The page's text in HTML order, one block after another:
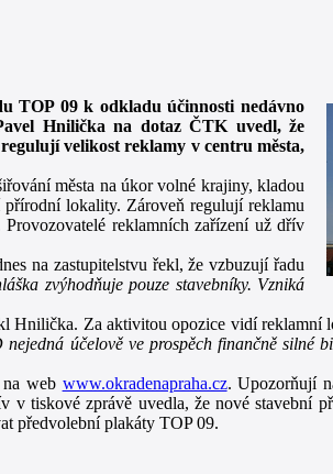
TOP 09 k odkladu účinnosti nedávno
Hnilička na dotaz ČTK uvedl, že
velikost reklamy v centru města,
města na úkor volné krajiny, kladou
lokality. Zároveň regulují reklamu
reklamních zařízení už dřív
na zastupitelstvu řekl, že vzbuzují řadu
zvýhodňuje pouze stavebníky. Vzniká
Hnilička. Za aktivitou opozice vidí reklamní
nejedná účelově ve prospěch finančně silné
na web www.okradenapraha.cz. Upozorňují
tiskové zprávě uvedla, že nové stavební
předvolební plakáty TOP 09.